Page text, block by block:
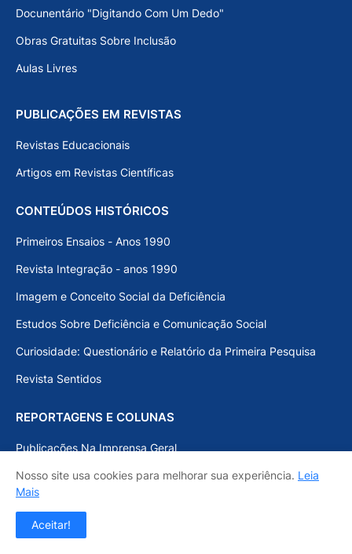
Docunentário "Digitando Com Um Dedo"
Obras Gratuitas Sobre Inclusão
Aulas Livres
PUBLICAÇÕES EM REVISTAS
Revistas Educacionais
Artigos em Revistas Científicas
CONTEÚDOS HISTÓRICOS
Primeiros Ensaios - Anos 1990
Revista Integração - anos 1990
Imagem e Conceito Social da Deficiência
Estudos Sobre Deficiência e Comunicação Social
Curiosidade: Questionário e Relatório da Primeira Pesquisa
Revista Sentidos
REPORTAGENS E COLUNAS
Publicações Na Imprensa Geral
Jornais Tabloides
Diário de Bauru - Coluna "Espaço Aberto"
Nosso site usa cookies para melhorar sua experiência. Leia
Mais
Aceitar!